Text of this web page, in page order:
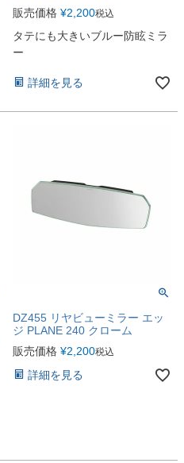
販売価格 ¥2,200税込
タテにも大きいブルー防眩ミラ
ー
詳細を見る
DZ455 リヤビューミラー エッ
ジ PLANE 240 クローム
販売価格 ¥2,200税込
詳細を見る